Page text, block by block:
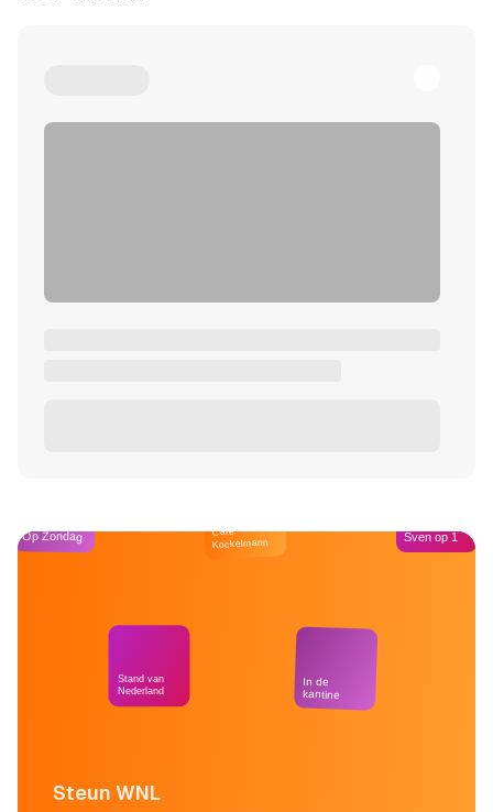
Steun WNL
Op Zondag
Stand van
Nederland
Café
Kockelmann
In de
kantine
Sven op 1